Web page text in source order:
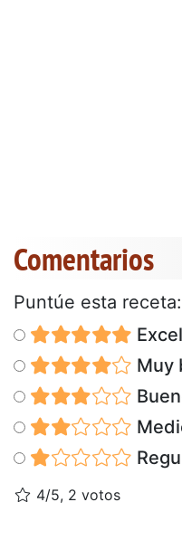
Comentarios
Puntúe esta receta:
Muy
4/5, 2 votos